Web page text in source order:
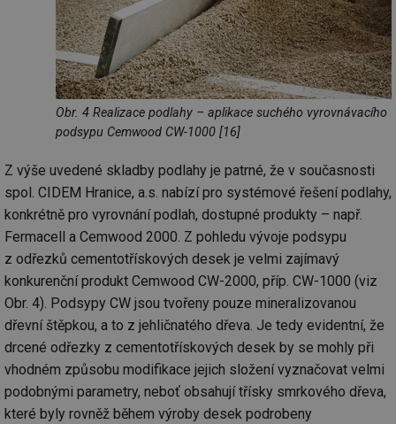
Obr. 4 Realizace podlahy – aplikace suchého vyrovnávacího
podsypu Cemwood CW-1000 [16]
Z výše uvedené skladby podlahy je patrné, že v současnosti
spol. CIDEM Hranice, a.s. nabízí pro systémové řešení podlahy,
konkrétně pro vyrovnání podlah, dostupné produkty – např.
Fermacell a Cemwood 2000. Z pohledu vývoje podsypu
z odřezků cementotřískových desek je velmi zajímavý
konkurenční produkt Cemwood CW-2000, příp. CW-1000 (viz
Obr. 4). Podsypy CW jsou tvořeny pouze mineralizovanou
dřevní štěpkou, a to z jehličnatého dřeva. Je tedy evidentní, že
drcené odřezky z cementotřískových desek by se mohly při
vhodném způsobu modifikace jejich složení vyznačovat velmi
podobnými parametry, neboť obsahují třísky smrkového dřeva,
které byly rovněž během výroby desek podrobeny